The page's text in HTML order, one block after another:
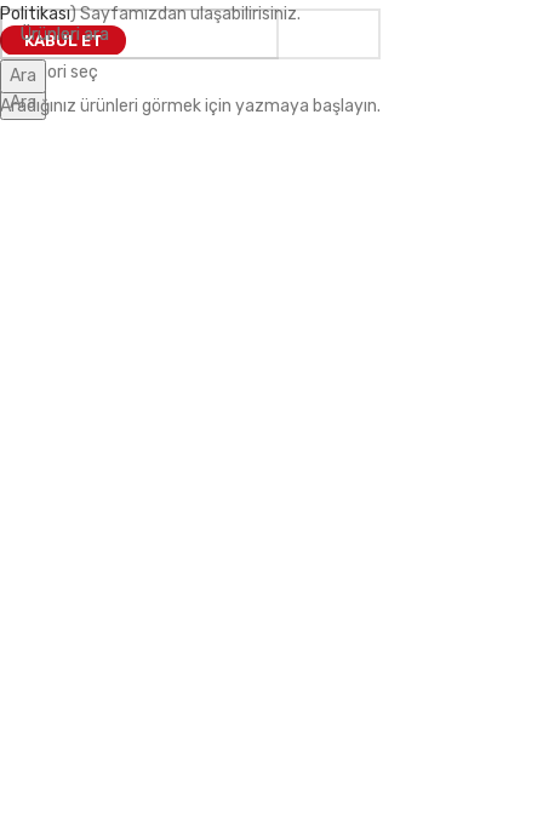
Kategori seç
Ara
Ara
Aradığınız ürünleri görmek için yazmaya başlayın.
Politikası) Sayfamızdan ulaşabilirisiniz.
KABUL ET